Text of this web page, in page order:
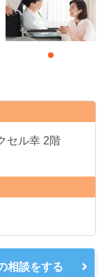
セル幸 2階
相談をする